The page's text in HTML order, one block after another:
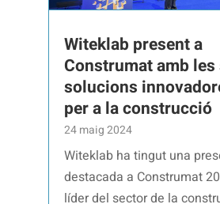
Witeklab present a
Construmat amb les
solucions
per a la construcció
24 maig 2024
Witeklab ha tingut una
destacada a Construmat
líder del sector de la